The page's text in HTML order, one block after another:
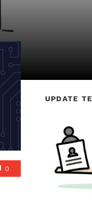
0
UPDATE